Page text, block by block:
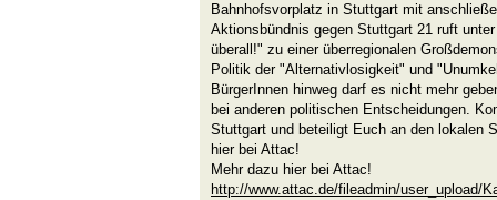
Bahnhofsvorplatz in Stuttgart mit
Aktionsbündnis gegen Stuttgart 21 ruft
überall!" zu einer überregionalen
Politik der "Alternativlosigkeit" und
BürgerInnen hinweg darf es nicht mehr
bei anderen politischen Entscheidungen.
Stuttgart und beteiligt Euch an den lokalen
hier bei Attac!
Mehr dazu hier bei Attac!
http://www.attac.de/fileadmin/user_upload/